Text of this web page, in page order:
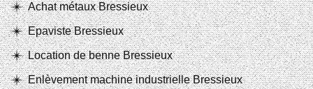
Achat métaux Bressieux
Epaviste Bressieux
Location de benne Bressieux
Enlèvement machine industrielle Bressieux